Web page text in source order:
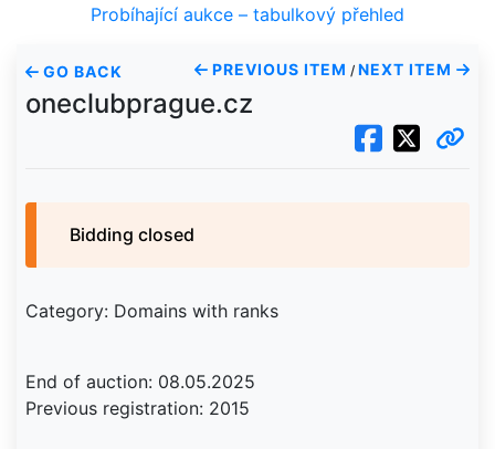
Probíhající aukce – tabulkový přehled
GO BACK PREVIOUS ITEM / NEXT ITEM
oneclubprague.cz
Bidding closed
Category: Domains with ranks
End of auction: 08.05.2025
Previous registration: 2015